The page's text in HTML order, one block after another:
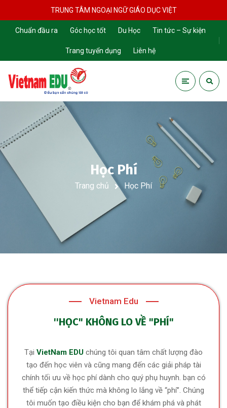
TRUNG TÂM NGOẠI NGỮ GIÁO DỤC VIỆT
Chuẩn đầu ra Góc học tốt Du Học Tin tức – Sự kiện
Trang tuyển dụng Liên hệ
Học Phí
Trang chủ Học Phí
Vietnam Edu
''HỌC" KHÔNG LO VỀ "PHÍ"​
Tại VietNam EDU chúng tôi quan tâm chất lượng đào
tạo đến học viên và cũng mang đến các giải pháp tài
chính tối ưu về học phí dành cho quý phụ huynh. bạn có
thể tiếp cận kiến thức mà không lo lắng về “phí”. Chúng
tôi muốn tạo điều kiện cho bạn để khám phá và phát